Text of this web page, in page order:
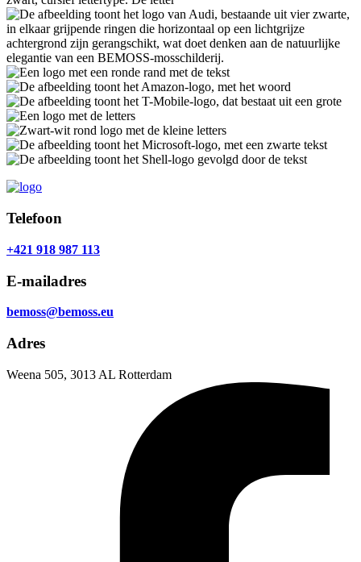
Telefoon
+421 918 987 113
E-mailadres
bemoss@bemoss.eu
Adres
Weena 505, 3013 AL Rotterdam